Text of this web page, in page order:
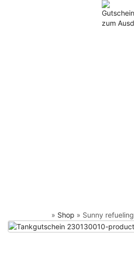
» Shop » Sunny refueling